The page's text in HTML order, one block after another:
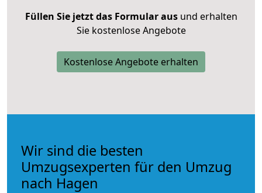
Füllen Sie jetzt das Formular ausund erhalten
Sie kostenlose Angebote
Kostenlose Angebote erhalten
Wir sind die besten
Umzugsexperten für den Umzug
nach Hagen